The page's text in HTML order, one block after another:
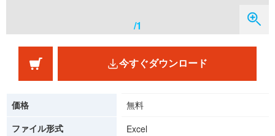
/1
今すぐダウンロード
価格
無料
ファイル形式
Excel